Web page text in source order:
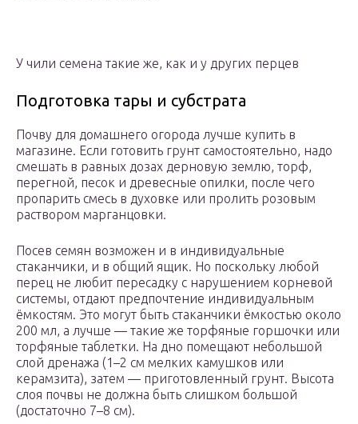
У чили семена такие же, как и у других перцев
Подготовка тары и субстрата
Почву для домашнего огорода лучше купить в
магазине. Если готовить грунт самостоятельно, надо
смешать в равных дозах дерновую землю, торф,
перегной, песок и древесные опилки, после чего
пропарить смесь в духовке или пролить розовым
раствором марганцовки.
Посев семян возможен и в индивидуальные
стаканчики, и в общий ящик. Но поскольку любой
перец не любит пересадку с нарушением корневой
системы, отдают предпочтение индивидуальным
ёмкостям. Это могут быть стаканчики ёмкостью около
200 мл, а лучше — такие же торфяные горшочки или
торфяные таблетки. На дно помещают небольшой
слой дренажа (1–2 см мелких камушков или
керамзита), затем — приготовленный грунт. Высота
слоя почвы не должна быть слишком большой
(достаточно 7–8 см).